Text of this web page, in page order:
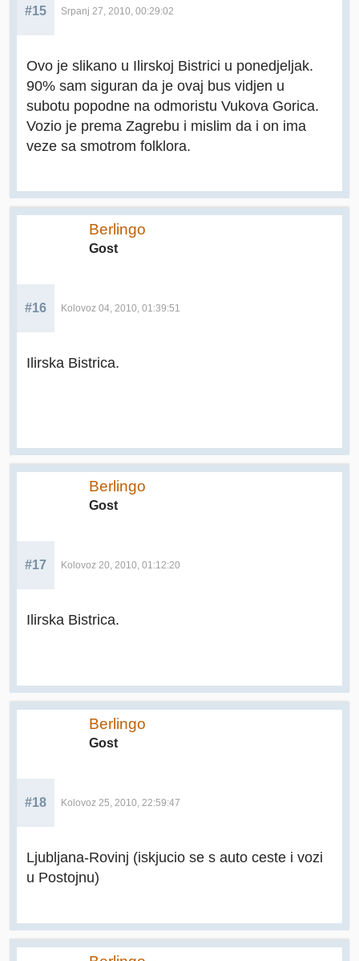
#15 Srpanj 27, 2010, 00:29:02
Ovo je slikano u Ilirskoj Bistrici u ponedjeljak.
90% sam siguran da je ovaj bus vidjen u
subotu popodne na odmoristu Vukova Gorica.
Vozio je prema Zagrebu i mislim da i on ima
veze sa smotrom folklora.
Berlingo
Gost
#16 Kolovoz 04, 2010, 01:39:51
Ilirska Bistrica.
Berlingo
Gost
#17 Kolovoz 20, 2010, 01:12:20
Ilirska Bistrica.
Berlingo
Gost
#18 Kolovoz 25, 2010, 22:59:47
Ljubljana-Rovinj (iskjucio se s auto ceste i vozi
u Postojnu)